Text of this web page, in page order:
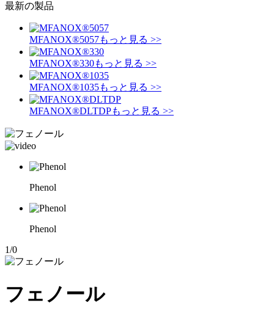
最新の製品
MFANOX®5057もっと見る >>
MFANOX®330もっと見る >>
MFANOX®1035もっと見る >>
MFANOX®DLTDPもっと見る >>
Phenol
Phenol
1/0
フェノール